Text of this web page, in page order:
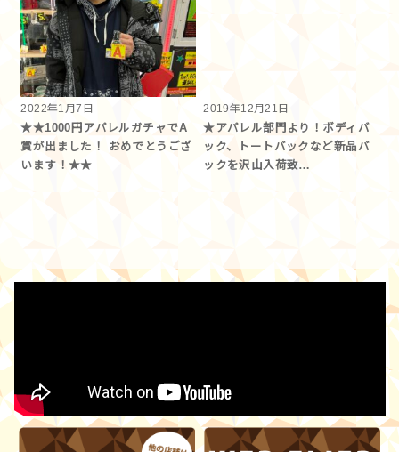
2022年1月7日
★★1000円アパレルガチャでA
賞が出ました！ おめでとうござ
います！★★
2019年12月21日
★アパレル部門より！ボディバ
ック、トートバックなど新品バ
ックを沢山入荷致…